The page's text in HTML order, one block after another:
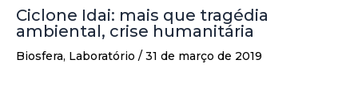
Ciclone Idai: mais que tragédia
ambiental, crise humanitária
Biosfera, Laboratório / 31 de março de 2019